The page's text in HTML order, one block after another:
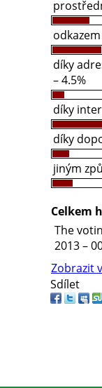
díky
– 4.5%
díky
díky
jiným
Celkem
The
2013 –
Zobrazit
Sdílet